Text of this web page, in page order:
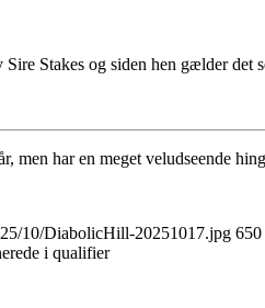
Stakes og siden hen gælder det
men har en meget veludseende
10/DiabolicHill-20251017.jpg 650
i qualifier